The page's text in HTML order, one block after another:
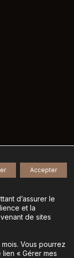
-
-
d’assurer le
et la
de sites
Vous pourrez
lien « Gérer mes
Accepter